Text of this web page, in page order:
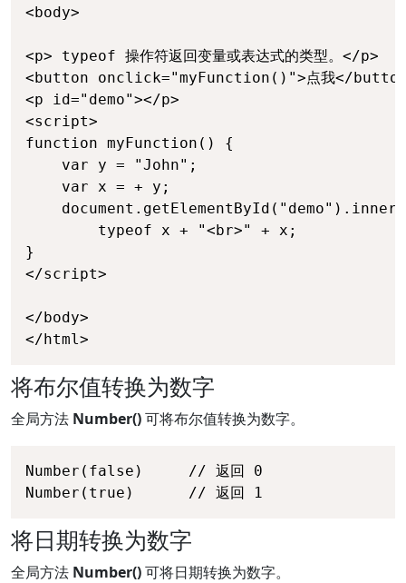
<body>
<p> typeof 操作符返回变量或表达式的类型。</p>
<button onclick="myFunction()">点我</
<p id="demo"></p>
<script>
function myFunction() {
    var y = "John";
    var x = + y;
}
</script>
</body>
</html>
将布尔值转换为数字
全局方法 Number()可将布尔值转换为数字。
Number(false)     // 返回 0
Number(true)      // 返回 1
将日期转换为数字
全局方法 Number()可将日期转换为数字。